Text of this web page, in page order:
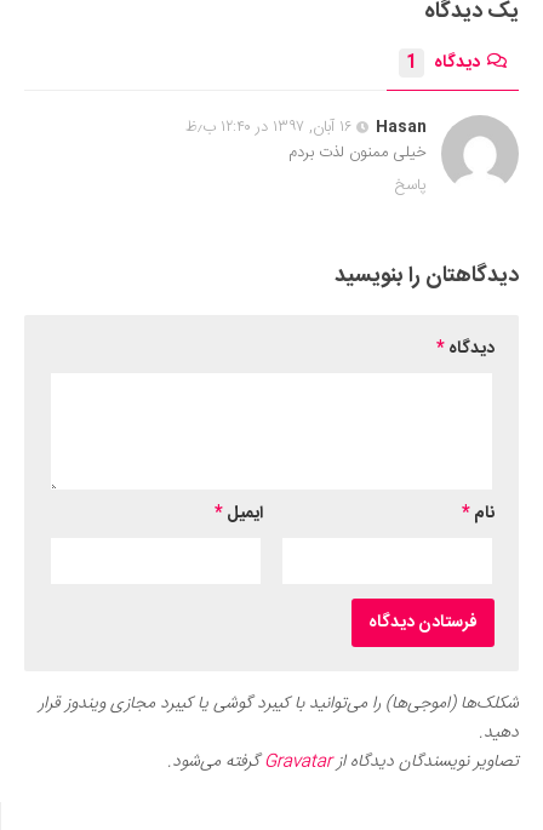
یک دیدگاه
دیدگاه 1
Hasan
۱۶ آبان, ۱۳۹۷ در ۱۲:۴۰ ب٫ظ
خیلی ممنون لذت بردم
پاسخ
دیدگاهتان را بنویسید
دیدگاه*
نام* ایمیل*
شکلک‌ها (اموجی‌ها) را می‌توانید با کیبرد گوشی یا کیبرد مجازی ویندوز قرار
دهید.
تصاویر نویسندگان دیدگاه ازGravatarگرفته می‌شود.